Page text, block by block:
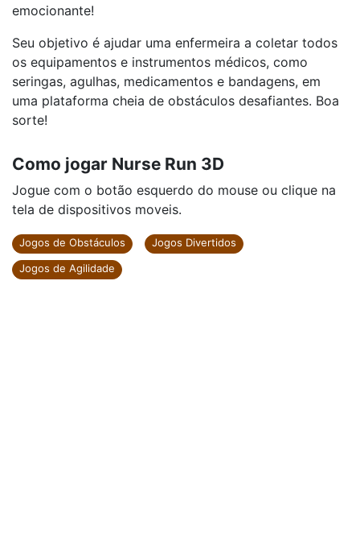
emocionante!
Seu objetivo é ajudar uma enfermeira a coletar todos
os equipamentos e instrumentos médicos, como
seringas, agulhas, medicamentos e bandagens, em
uma plataforma cheia de obstáculos desafiantes. Boa
sorte!
Como jogar Nurse Run 3D
Jogue com o botão esquerdo do mouse ou clique na
tela de dispositivos moveis.
Jogos de Obstáculos
Jogos Divertidos
Jogos de Agilidade